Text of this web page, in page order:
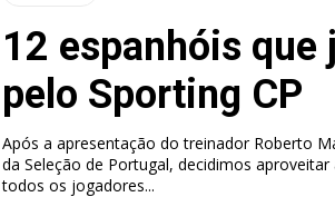
12 espanhóis que
pelo Sporting CP
Após a apresentação do treinador Roberto
da Seleção de Portugal, decidimos
todos os jogadores...